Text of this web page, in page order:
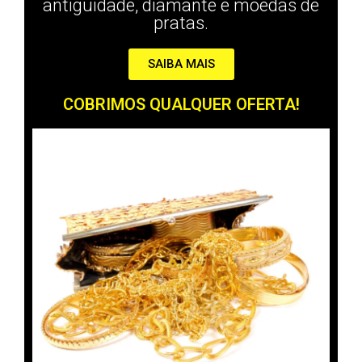
antiguidade, diamante e moedas de
pratas.
SAIBA MAIS
COBRIMOS QUALQUER OFERTA!